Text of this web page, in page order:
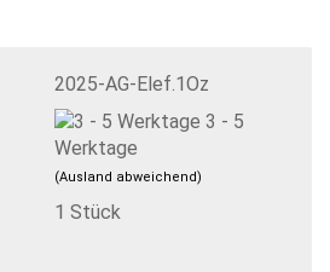
2025-AG-Elef.1Oz
3 - 5
Werktage
(Ausland abweichend)
1 Stück